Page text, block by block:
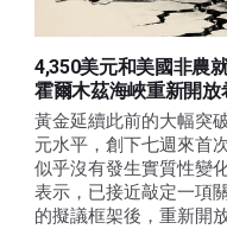
4,350美元和美國非農
霍爾木茲海峽重新開放
黃金延續此前的大幅突
元水平，創下七週來首
似乎沒有發生實質性變
表示，已接近敲定一項
的擬議框架後，重新開